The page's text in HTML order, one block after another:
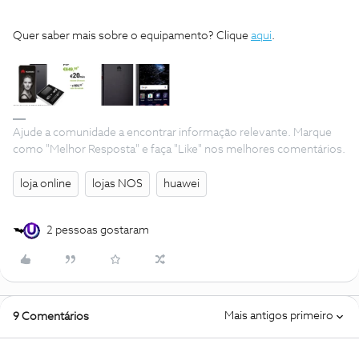
Quer saber mais sobre o equipamento? Clique aqui.
Ajude a comunidade a encontrar informação relevante. Marque
como "Melhor Resposta" e faça "Like" nos melhores comentários.
loja online lojas NOS huawei
2 pessoas gostaram
9 Comentários Mais antigos primeiro